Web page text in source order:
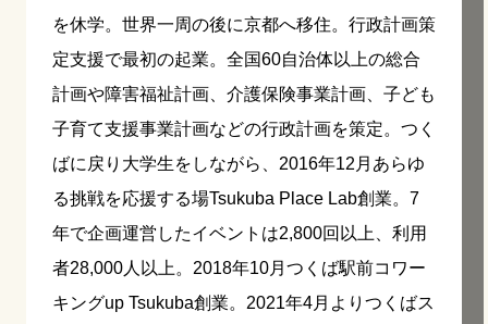
を休学。世界一周の後に京都へ移住。行政計画策
定支援で最初の起業。全国60自治体以上の総合
計画や障害福祉計画、介護保険事業計画、子ども
子育て支援事業計画などの行政計画を策定。つく
ばに戻り大学生をしながら、2016年12月あらゆ
る挑戦を応援する場Tsukuba Place Lab創業。7
年で企画運営したイベントは2,800回以上、利用
者28,000人以上。2018年10月つくば駅前コワー
キングup Tsukuba創業。2021年4月よりつくばス